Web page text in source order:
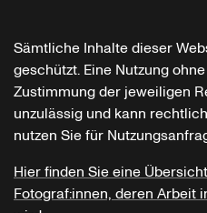
Sämtliche Inhalte dieser
geschützt. Eine Nutzung
Zustimmung der jeweiligen
unzulässig und kann
nutzen Sie für
Hier finden Sie eine
Fotograf:innen, deren Arbeit